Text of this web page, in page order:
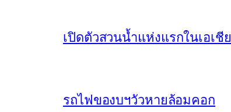
เปิดตัวสวนน้ำแห่งแรกในเอเชีย
รถไฟของบฯวัวหายล้อมคอก